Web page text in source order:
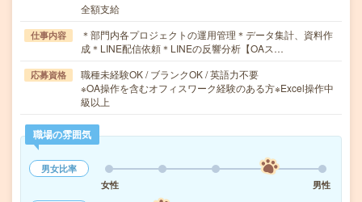
全額支給
仕事内容
＊部門内各プロジェクトの運用管理＊データ集計、資料作
成＊LINE配信依頼＊LINEの反響分析【OAス…
応募資格
職種未経験OK / ブランクOK / 英語力不要
※OA操作を含むオフィスワーク経験のある方※Excel操作中
級以上
職場の雰囲気
男女比率
女性
男性